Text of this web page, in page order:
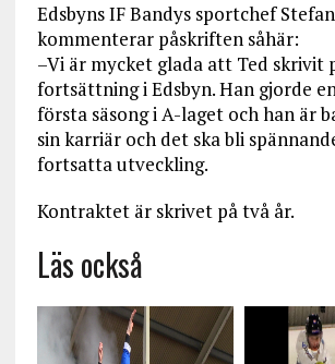
Edsbyns IF Bandys sportchef
kommenterar påskriften såhär:
–Vi är mycket glada att Ted skrivit
fortsättning i Edsbyn. Han gjorde
första säsong i A-laget och han är
sin karriär och det ska bli
fortsatta utveckling.
Kontraktet är skrivet på två år.
Läs också